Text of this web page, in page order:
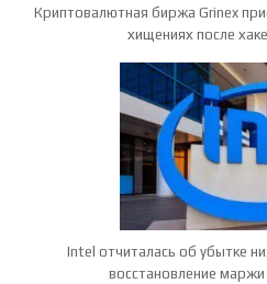
Криптовалютная биржа Grinex
хищениях после
Intel отчиталась об убытке
восстановление